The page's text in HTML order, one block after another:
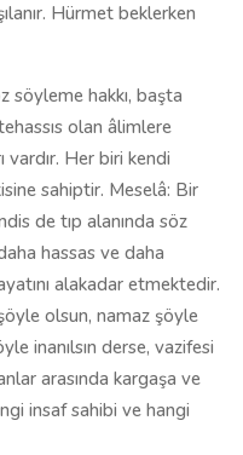
Hürmet beklerken
söyleme hakkı, başta
olan âlimlere
vardır. Her biri kendi
sahiptir. Meselâ: Bir
de tıp alanın­da söz
hassas ve daha
alakadar etmektedir.
olsun, namaz şöyle
inanılsın derse, vazifesi
ara­sında kargaşa ve
insaf sahibi ve hangi